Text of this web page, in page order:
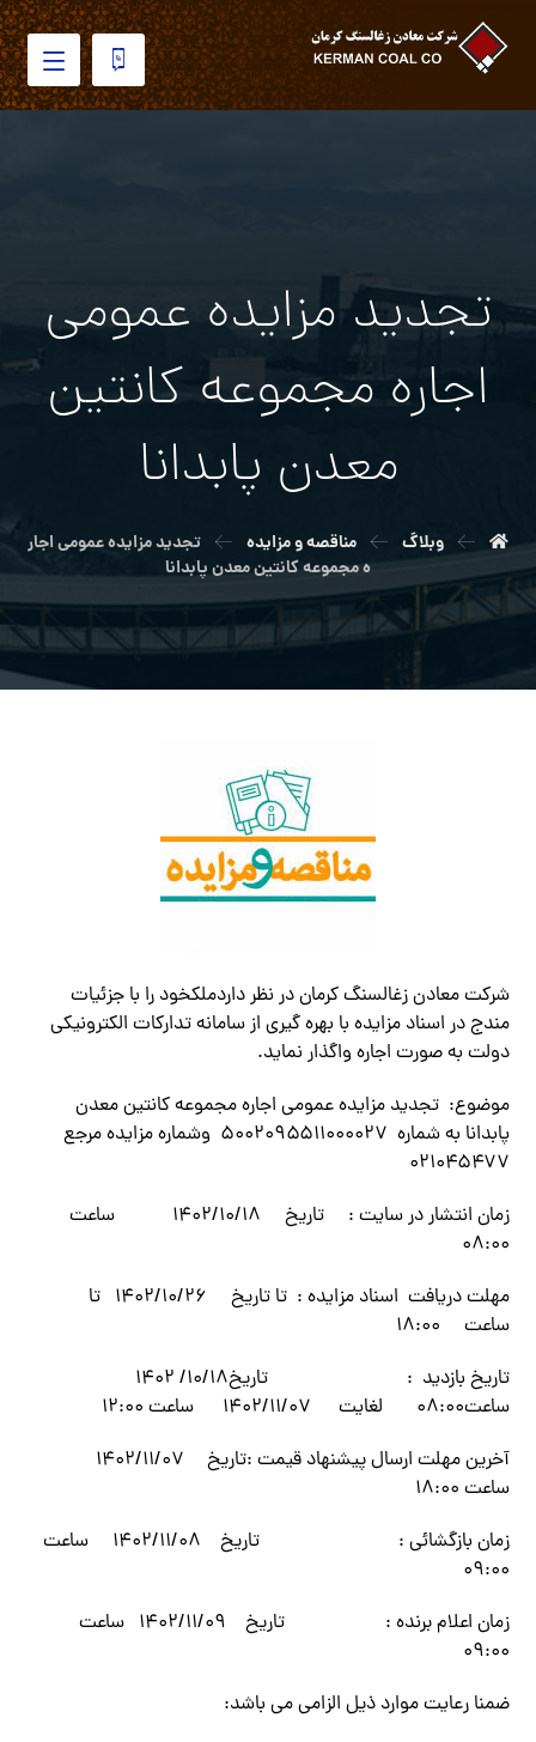
تجدید مزایده عمومی
اجاره مجموعه کانتین
معدن پابدانا
وبلاگ مناقصه و مزایده
تجدید مزایده عمومی اجار
ه مجموعه کانتین معدن پابدانا
شرکت معادن زغالسنگ کرمان در نظر داردملکخود را با جزئیات
مندج در اسناد مزایده با بهره گیری از سامانه تدارکات الکترونیکی
دولت به صورت اجاره واگذار نماید.
موضوع: تجدید مزایده عمومی اجاره مجموعه کانتین معدن
پابدانا به شماره ۵۰۰۲۰۹۵۵۱۱۰۰۰۰۲۷ وشماره مزایده مرجع
۰۲۱۰۴۵۴۷۷
زمان انتشار در سایت : تاریخ ۱۴۰۲/۱۰/۱۸ ساعت
۰۸:۰۰
مهلت دریافت اسناد مزایده : تا تاریخ ۱۴۰۲/۱۰/۲۶ تا
ساعت ۱۸:۰۰
ساعت۰۸:۰۰ لغایت ۱۴۰۲/۱۱/۰۷ ساعت ۱۲:۰۰
ساعت ۱۸:۰۰
زمان بازگشائی : تاریخ ۱۴۰۲/۱۱/۰۸ ساعت
۰۹:۰۰
زمان اعلام برنده : تاریخ ۱۴۰۲/۱۱/۰۹ ساعت
۰۹:۰۰
ضمنا رعایت موارد ذیل الزامی می باشد: